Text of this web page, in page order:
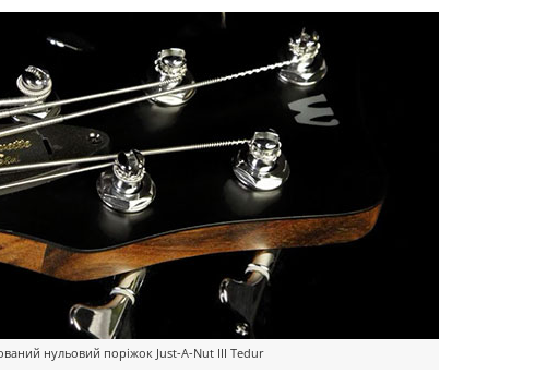
нульовий поріжок Just-A-Nut III Tedur